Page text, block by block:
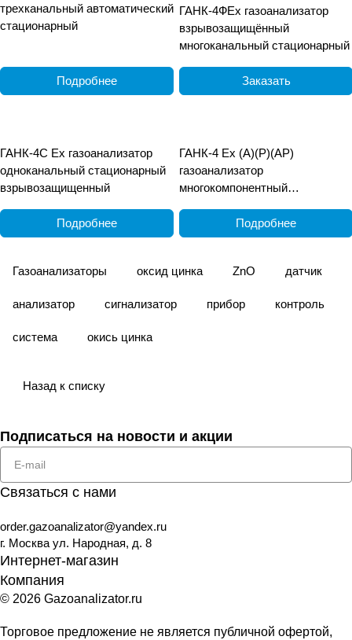
трехканальный автоматический
стационарный
Подробнее
ГАНК-4ФEx газоанализатор
взрывозащищённый
многоканальный стационарный
Заказать
ГАНК-4С Ех газоанализатор
одноканальный стационарный
взрывозащищенный
Подробнее
ГАНК-4 Ех (А)(Р)(АР)
газоанализатор
многокомпонентный
переноснойПодробнее
Газоанализаторы оксид цинка ZnO датчик
анализатор сигнализатор прибор контроль
система окись цинка
Назад к списку
Подписаться на новости и акции
Связаться с нами
order.gazoanalizator@yandex.ru
г. Москва ул. Народная, д. 8
Интернет-магазин
Компания
© 2026 Gazoanalizator.ru
Торговое предложение не является публичной офертой,